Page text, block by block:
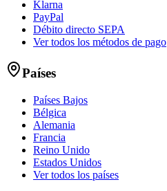
Klarna
PayPal
Débito directo SEPA
Ver todos los métodos de pago
Países
Países Bajos
Bélgica
Alemania
Francia
Reino Unido
Estados Unidos
Ver todos los países